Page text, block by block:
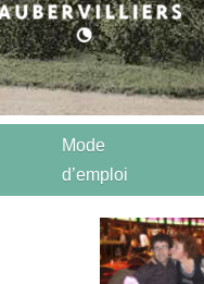
Mode
d’emploi